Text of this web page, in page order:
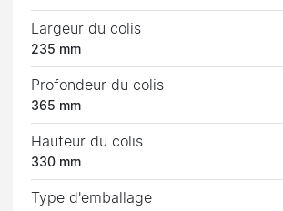
Largeur du colis
235 mm
Profondeur du colis
365 mm
Hauteur du colis
330 mm
Type d'emballage